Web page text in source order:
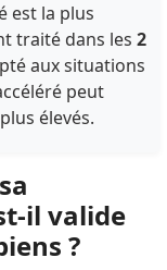
est la plus
traité dans les 2
aux situations
peut
élevés.
il valide
?